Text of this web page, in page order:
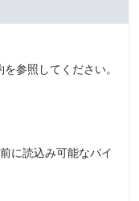
参照してください。
に読込み可能なバイ